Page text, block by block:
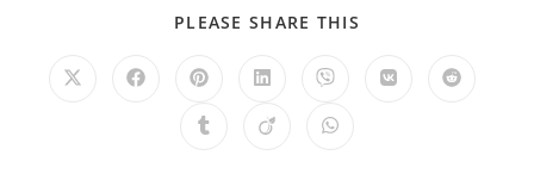
PLEASE SHARE THIS